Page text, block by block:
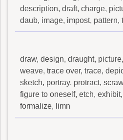
description, draft, charge,
daub, image, impost, pattern,
draw, design, draught,
weave, trace over, trace,
sketch, portray, protract,
figure to oneself, etch,
formalize, limn